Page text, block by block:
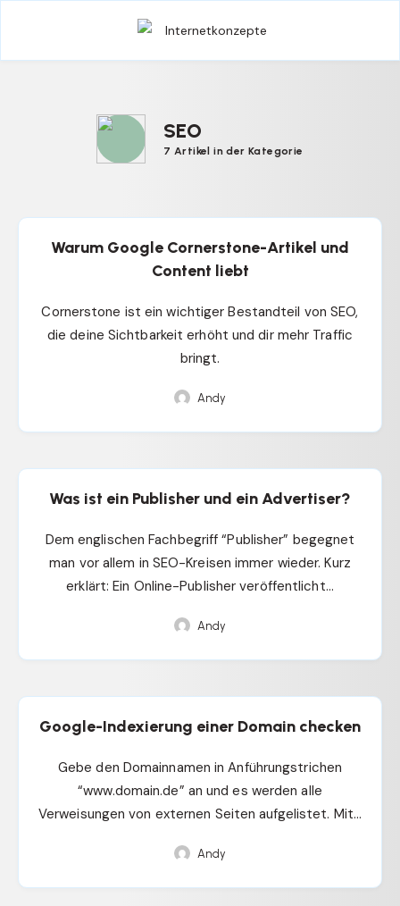
SEO
7 Artikel in der Kategorie
Warum Google Cornerstone-Artikel und
Content liebt
Cornerstone ist ein wichtiger Bestandteil von SEO,
die deine Sichtbarkeit erhöht und dir mehr Traffic
bringt.
Andy
Was ist ein Publisher und ein Advertiser?
Dem englischen Fachbegriff “Publisher” begegnet
man vor allem in SEO-Kreisen immer wieder. Kurz
erklärt: Ein Online-Publisher veröffentlicht…
Andy
Google-Indexierung einer Domain checken
Gebe den Domainnamen in Anführungstrichen
“www.domain.de” an und es werden alle
Verweisungen von externen Seiten aufgelistet. Mit…
Andy